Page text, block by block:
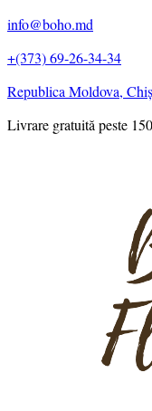
info@boho.md
+(373) 69-26-34-34
Republica Moldova,
Livrare gratuită peste